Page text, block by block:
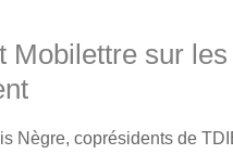
Mobilettre sur
Nègre, coprésidents de